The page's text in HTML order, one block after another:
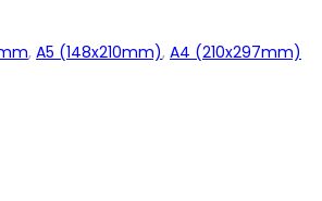
, A5 (148x210mm), A4 (210x297mm)